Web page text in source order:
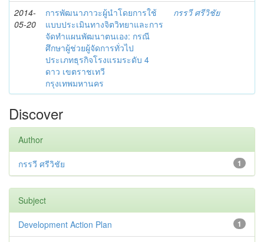
2014-
05-20
การพัฒนาภาวะผู้นำโดยการใช้
แบบประเมินทางจิตวิทยาและการ
จัดทำแผนพัฒนาตนเอง: กรณี
ศึกษาผู้ช่วยผู้จัดการทั่วไป
ประเภทธุรกิจโรงแรมระดับ 4
ดาว เขตราชเทวี
กรุงเทพมหานคร
กรรวี ศรีวิชัย
Discover
Author
1
กรรวี ศรีวิชัย
Subject
1
Development Action Plan